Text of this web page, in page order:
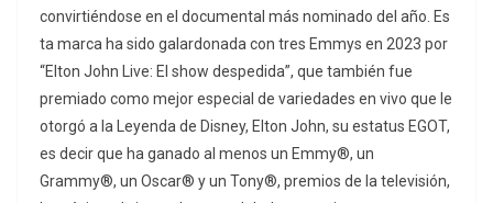
convirtiéndose en el documental más nominado del año. Es
ta marca ha sido galardonada con tres Emmys en 2023 por
“Elton John Live: El show despedida”, que también fue
premiado como mejor especial de variedades en vivo que le
otorgó a la Leyenda de Disney, Elton John, su estatus EGOT,
es decir que ha ganado al menos un Emmy®, un
Grammy®, un Oscar® y un Tony®, premios de la televisión,